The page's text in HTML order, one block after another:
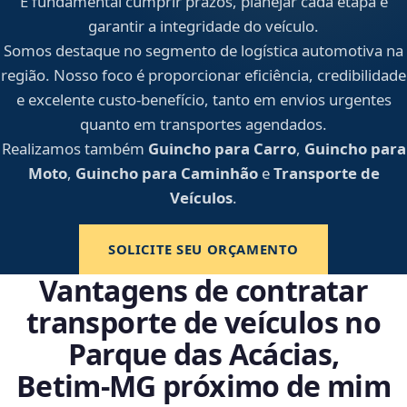
garantir a integridade do veículo.
Somos destaque no segmento de logística automotiva na
região. Nosso foco é proporcionar eficiência, credibilidade
e excelente custo-benefício, tanto em envios urgentes
quanto em transportes agendados.
Realizamos também Guincho para Carro, Guincho para
Moto, Guincho para CaminhãoeTransporte de
Veículos.
SOLICITE SEU ORÇAMENTO
Vantagens de contratar
transporte de veículos no
Parque das Acácias,
Betim‑MG próximo de mim